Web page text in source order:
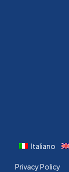
Italiano
Privacy Policy